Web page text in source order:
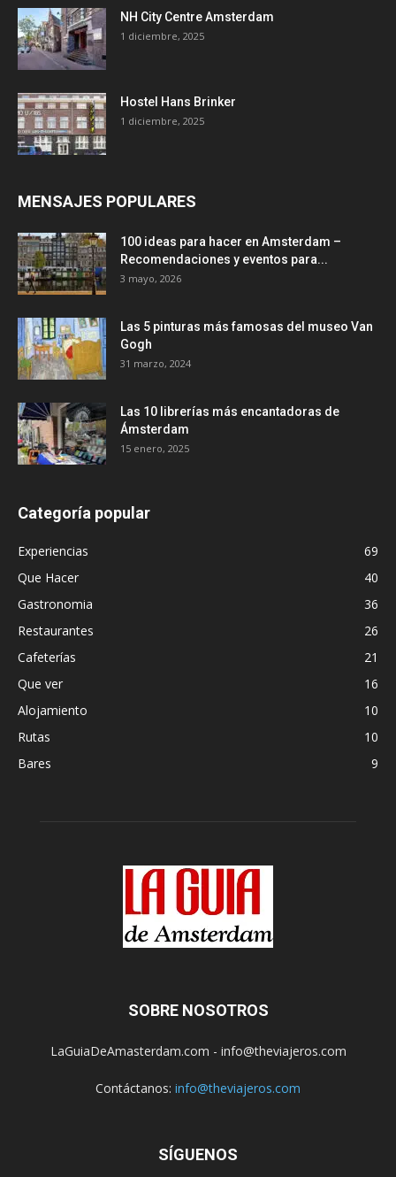
NH City Centre Amsterdam
1 diciembre, 2025
Hostel Hans Brinker
1 diciembre, 2025
MENSAJES POPULARES
100 ideas para hacer en Amsterdam –
Recomendaciones y eventos para...
3 mayo, 2026
Las 5 pinturas más famosas del museo Van
Gogh
31 marzo, 2024
Las 10 librerías más encantadoras de
Ámsterdam
15 enero, 2025
Categoría popular
Experiencias
69
Que Hacer
40
Gastronomia
36
Restaurantes
26
Cafeterías
21
Que ver
16
Alojamiento
10
Rutas
10
Bares
9
SOBRE NOSOTROS
LaGuiaDeAmasterdam.com - info@theviajeros.com
Contáctanos: info@theviajeros.com
SÍGUENOS